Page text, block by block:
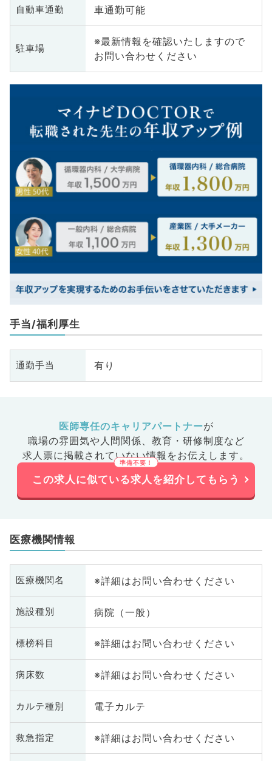
自動車通勤 車通勤可能
駐車場
※最新情報を確認いたしますので
お問い合わせください
手当/福利厚生
通勤手当 有り
医師専任のキャリアパートナーが
職場の雰囲気や人間関係、 教育・研修制度など
求人票に掲載されていない情報をお伝えします。
この求人に似ている求人を紹介してもらう
医療機関情報
医療機関名 ※詳細はお問い合わせください
施設種別 病院（一般）
標榜科目 ※詳細はお問い合わせください
病床数 ※詳細はお問い合わせください
カルテ種別 電子カルテ
救急指定 ※詳細はお問い合わせください